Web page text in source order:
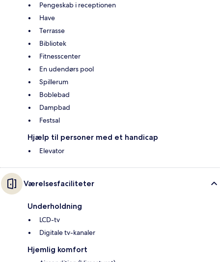
Pengeskab i receptionen
Have
Terrasse
Bibliotek
Fitnesscenter
En udendørs pool
Spillerum
Boblebad
Dampbad
Festsal
Hjælp til personer med et handicap
Elevator
Værelsesfaciliteter
Underholdning
LCD-tv
Digitale tv-kanaler
Hjemlig komfort